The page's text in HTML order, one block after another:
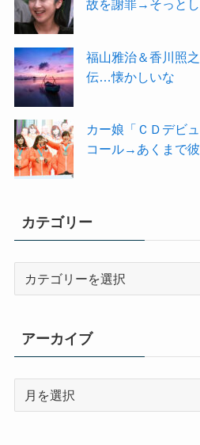
故を謝罪→そっとし
福山雅治＆香川照
伝…懐かしいな
カー娘「ＣＤデビ
コール→あくまで彼
カテゴリー
リ
ー
アーカイブ